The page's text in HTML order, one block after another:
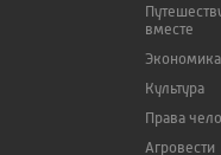
вместе
Экономика
Культура
Права
Агровести